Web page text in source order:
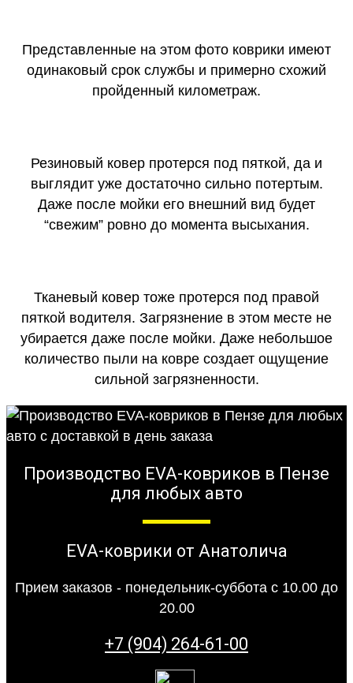
Представленные на этом фото коврики имеют
одинаковый срок службы и примерно схожий
пройденный километраж.
Резиновый ковер протерся под пяткой, да и
выглядит уже достаточно сильно потертым.
Даже после мойки его внешний вид будет
“свежим” ровно до момента высыхания.
Тканевый ковер тоже протерся под правой
пяткой водителя. Загрязнение в этом месте не
убирается даже после мойки. Даже небольшое
количество пыли на ковре создает ощущение
сильной загрязненности.
Производство EVA-ковриков в Пензе
для любых авто
EVA-коврики от Анатолича
Прием заказов - понедельник-суббота с 10.00 до
20.00
+7 (904) 264-61-00